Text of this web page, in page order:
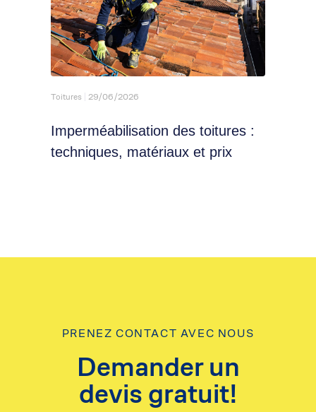
Toitures 29/06/2026
Imperméabilisation des toitures :
techniques, matériaux et prix
PRENEZ CONTACT AVEC NOUS
Demander un
devis gratuit!